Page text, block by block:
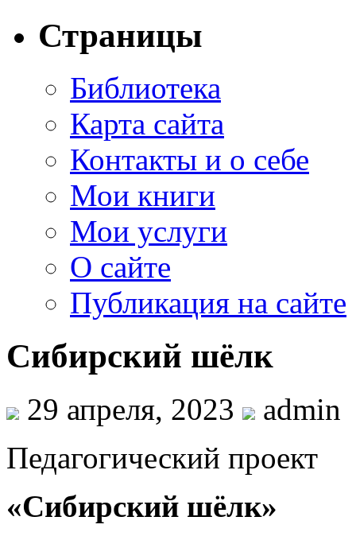
Страницы
Библиотека
Карта сайта
Контакты и о себе
Мои книги
Мои услуги
О сайте
Публикация на сайте
Сибирский шёлк
29 апреля, 2023
admin
Педагогический проект
«Сибирский шёлк»